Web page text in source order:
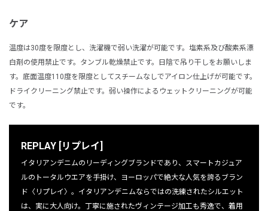
ケア
温度は30度を限度とし、洗濯機で弱い洗濯が可能です。塩素系及び酸素系漂
白剤の使用禁止です。タンブル乾燥禁止です。日陰で吊り干しをお願いしま
す。底面温度110度を限度としてスチームなしでアイロン仕上げが可能です。
ドライクリーニング禁止です。弱い操作によるウェットクリーニングが可能
です。
REPLAY [リプレイ]
イタリアンデニムのリーディングブランドであり、スマートカジュア
ルのトータルウエアを手掛け、ヨーロッパで絶大な人気を誇るブラン
ド〈リプレイ〉。イタリアンデニムならではの洗練されたシルエット
は、実に大人向け。丁寧に施されたヴィンテージ加工も秀逸で、着用